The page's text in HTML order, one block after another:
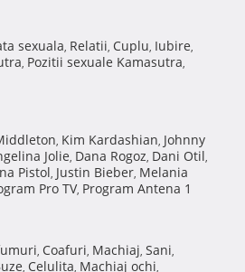
sexuala, Relatii, Cuplu, Iubire,
, Pozitii sexuale Kamasutra,
, Kim Kardashian, Johnny
Jolie, Dana Rogoz, Dani Otil,
Pistol, Justin Bieber, Melania
Pro TV, Program Antena 1
, Coafuri, Machiaj, Sani,
, Celulita, Machiaj ochi,